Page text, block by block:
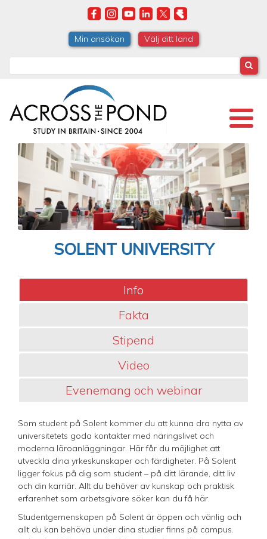
Min ansökan Välj ditt land
SOLENT UNIVERSITY
Info
Fakta
Stipend
Video
Evenemang och webinar
Som student på Solent kommer du att kunna dra nytta av
universitetets goda kontakter med näringslivet och
moderna läroanläggningar. Här får du möjlighet att
utveckla dina yrkeskunskaper och färdigheter. På Solent
ligger fokus på dig som student – ​​på ditt lärande, ditt liv
och din karriär. Allt du behöver av kunskap och praktisk
erfarenhet som arbetsgivare söker kan du få här.
Studentgemenskapen på Solent är öppen och vänlig och
allt du kan behöva under dina studier finns på campus.